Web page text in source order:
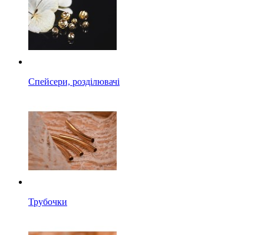
Спейсери, розділювачі
Трубочки